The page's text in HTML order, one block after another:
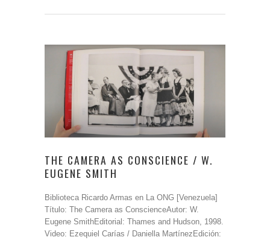
THE CAMERA AS CONSCIENCE / W.
EUGENE SMITH
Biblioteca Ricardo Armas en La ONG [Venezuela]
Título: The Camera as ConscienceAutor: W.
Eugene SmithEditorial: Thames and Hudson, 1998.
Video: Ezequiel Carías / Daniella MartínezEdición: